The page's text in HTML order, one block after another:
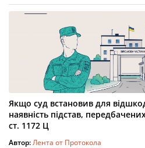
Якщо суд встановив для
наявність підстав,
ст. 1172 Ц
Автор:Лента от Протокола